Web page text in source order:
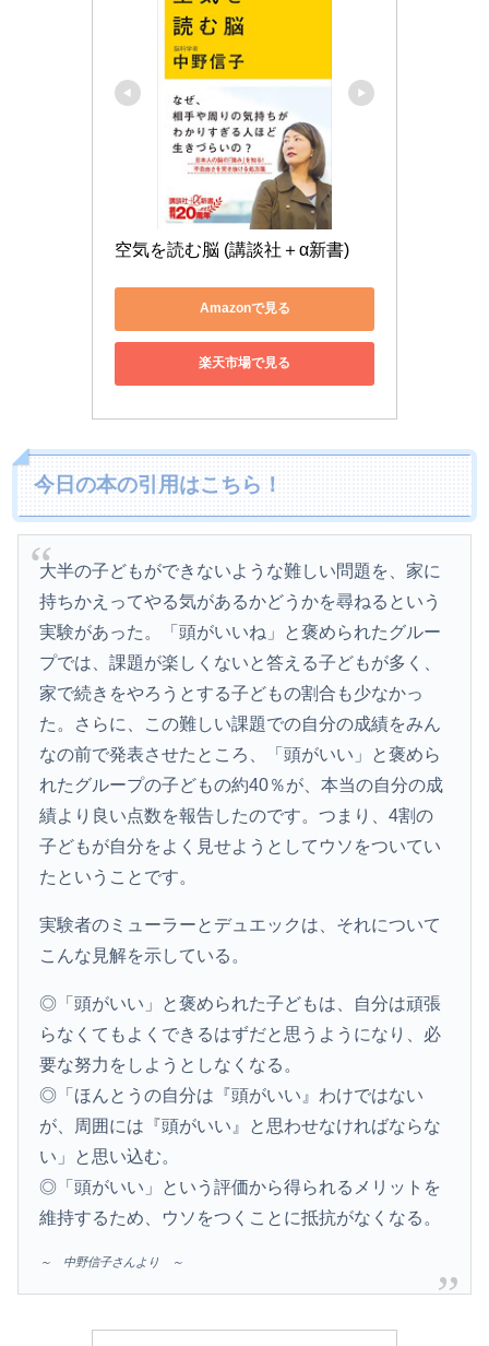
空気を読む脳 (講談社＋α新書)
Amazonで見る
楽天市場で見る
今日の本の引用はこちら！
大半の子どもができないような難しい問題を、家に
持ちかえってやる気があるかどうかを尋ねるという
実験があった。「頭がいいね」と褒められたグルー
プでは、課題が楽しくないと答える子どもが多く、
家で続きをやろうとする子どもの割合も少なかっ
た。さらに、この難しい課題での自分の成績をみん
なの前で発表させたところ、「頭がいい」と褒めら
れたグループの子どもの約40％が、本当の自分の成
績より良い点数を報告したのです。つまり、4割の
子どもが自分をよく見せようとしてウソをついてい
たということです。
実験者のミューラーとデュエックは、それについて
こんな見解を示している。
◎「頭がいい」と褒められた子どもは、自分は頑張
らなくてもよくできるはずだと思うようになり、必
要な努力をしようとしなくなる。
◎「ほんとうの自分は『頭がいい』わけではない
が、周囲には『頭がいい』と思わせなければならな
い」と思い込む。
◎「頭がいい」という評価から得られるメリットを
維持するため、ウソをつくことに抵抗がなくなる。
～ 中野信子さんより ～